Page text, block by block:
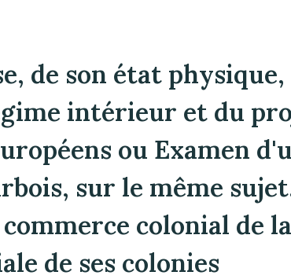
de son état physique,
intérieur et du
ou Examen
sur le même
colonial de
de ses colonies